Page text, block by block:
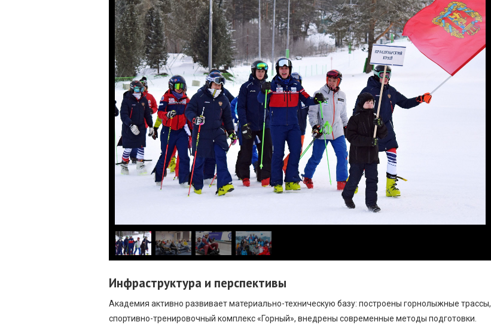
Инфраструктура и перспективы
Академия активно развивает материально-техническую базу: построены горнолыжные трассы,
спортивно-тренировочный комплекс «Горный», внедрены современные методы подготовки.